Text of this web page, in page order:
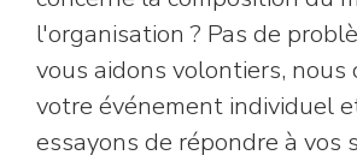
l'organisation ? Pas de
vous aidons volontiers, nous
votre événement individuel
essayons de répondre à vos